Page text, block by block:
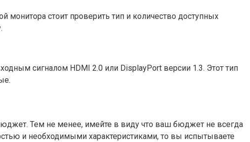
монитора стоит проверить тип и количество доступных
сигналом HDMI 2.0 или DisplayPort версии 1.3. Этот тип
Тем не менее, имейте в виду что ваш бюджет не всегда
и необходимыми характеристиками, то вы испытываете